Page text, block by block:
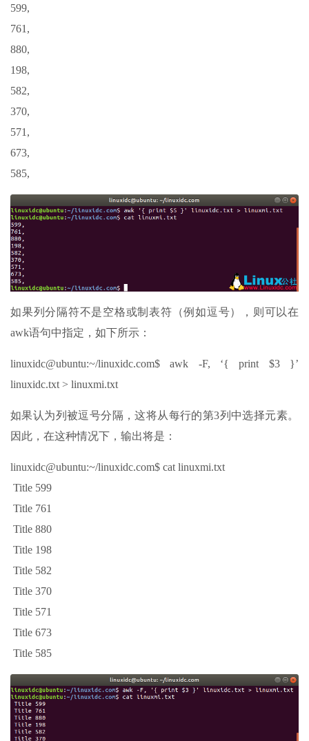
599,
761,
880,
198,
582,
370,
571,
673,
585,
如果列分隔符不是空格或制表符（例如逗号），则可以在
awk语句中指定，如下所示：
linuxidc@ubuntu:~/linuxidc.com$ awk -F, ‘{ print $3 }’
linuxidc.txt > linuxmi.txt
如果认为列被逗号分隔，这将从每行的第3列中选择元素。
因此，在这种情况下，输出将是：
linuxidc@ubuntu:~/linuxidc.com$ cat linuxmi.txt
Title 599
Title 761
Title 880
Title 198
Title 582
Title 370
Title 571
Title 673
Title 585